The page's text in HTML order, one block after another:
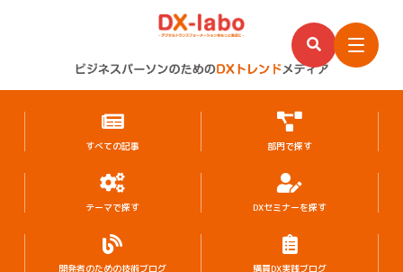
すべての記事 部門で探す
テーマで探す DXセミナーを探す
開発者のための技術ブログ 購買DX実践ブログ